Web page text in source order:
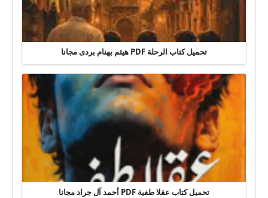
تحميل كتاب الرحلة PDF هيثم بهنام بردى مجانا
تحميل كتاب عقلا طفية PDF أحمد آل جراد مجانا